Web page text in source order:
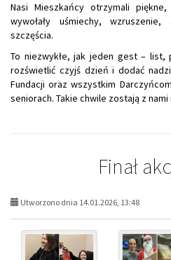
Nasi Mieszkańcy otrzymali
wywołały uśmiechy,
szczęścia.
To niezwykłe, jak jeden gest –
rozświetlić czyjś dzień i dodać
Fundacji oraz wszystkim
seniorach. Takie chwile zostają z nami
Finał
Utworzono dnia 14.01.2026, 13:48